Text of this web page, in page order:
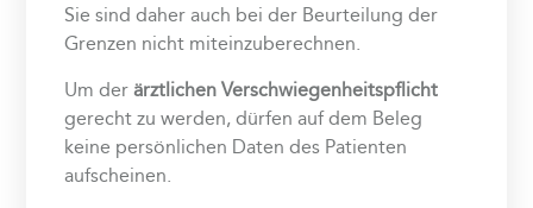
Sie sind daher auch bei der Beurteilung der
Grenzen nicht miteinzuberechnen.
Um derärztlichen Verschwiegenheitspflicht
gerecht zu werden, dürfen auf dem Beleg
keine persönlichen Daten des Patienten
aufscheinen.